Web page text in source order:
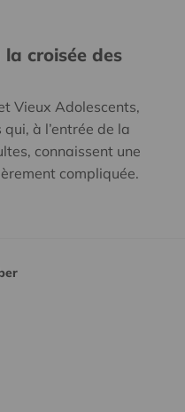
la croisée des
Vieux Adolescents,
à l’entrée de la
connaissent une
compliquée.